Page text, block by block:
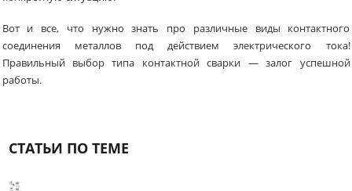
Вот и все, что нужно знать про различные виды контактного
соединения металлов под действием электрического тока!
Правильный выбор типа контактной сварки — залог успешной
работы.
СТАТЬИ ПО ТЕМЕ